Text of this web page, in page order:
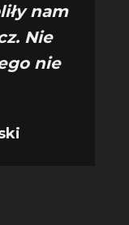
nam
Nie
nie